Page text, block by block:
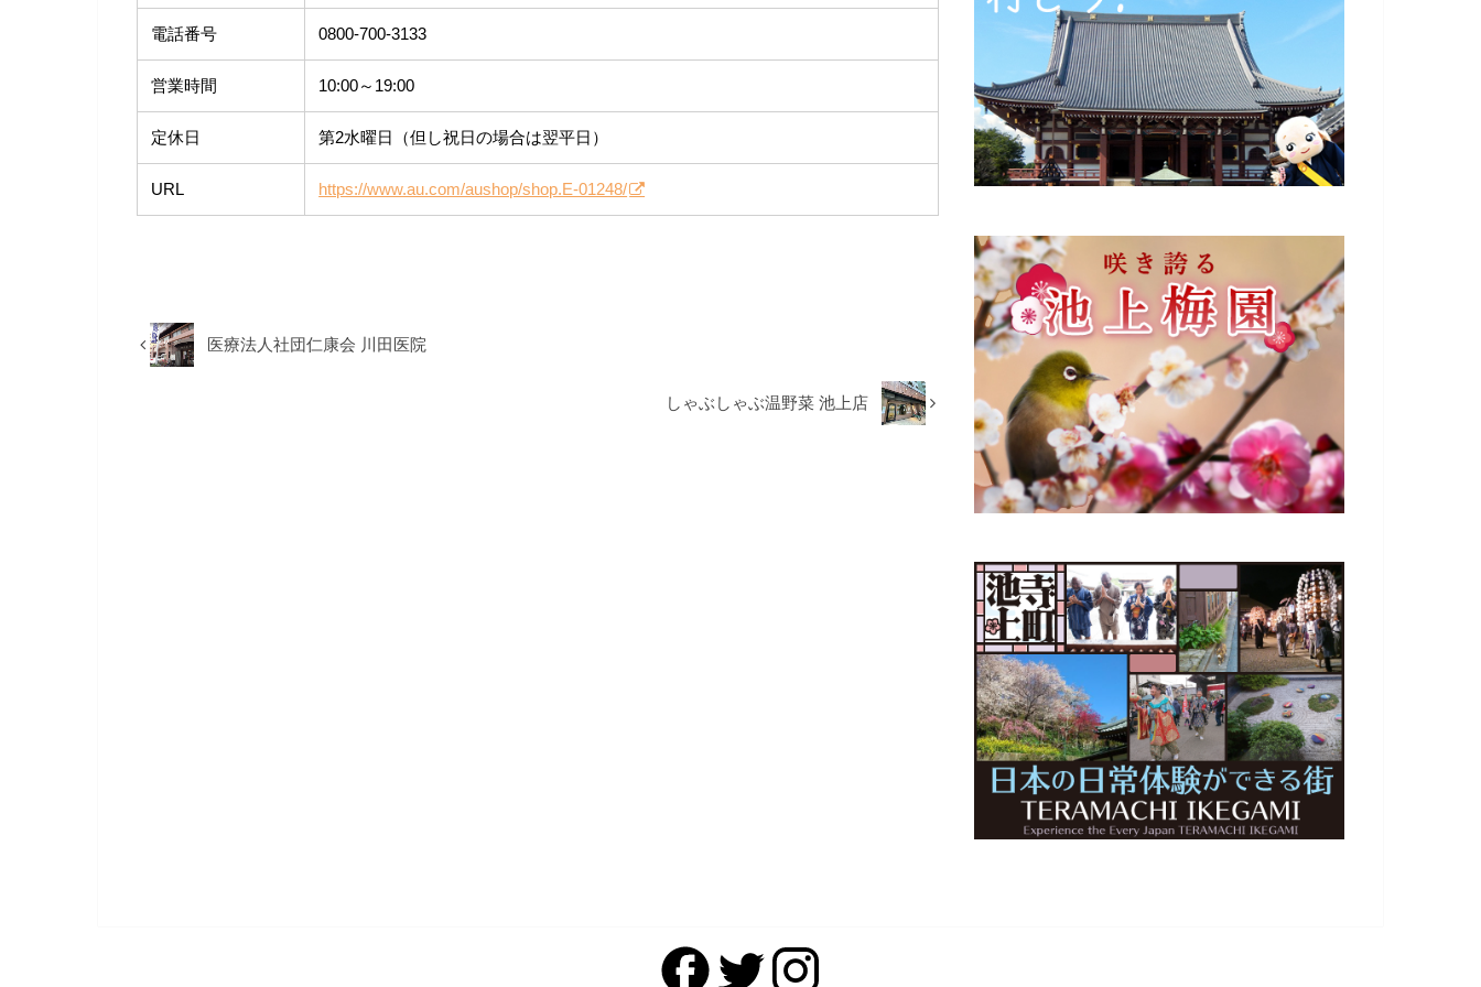
電話番号 0800-700-3133
営業時間 10:00～19:00
定休日 第2水曜日（但し祝日の場合は翌平日）
URL https://www.au.com/aushop/shop.E-01248/
医療法人社団仁康会 川田医院
しゃぶしゃぶ温野菜 池上店